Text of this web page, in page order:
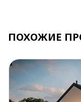
ПОХОЖИЕ